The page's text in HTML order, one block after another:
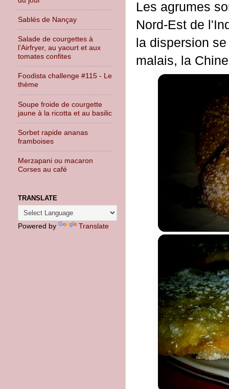
Les agrumes
Nord-Est de
la dispersion
malais, la
Sablés de Nançay
Salade de courgettes à
l’Airfryer, au yaourt et aux
tomates confites
Foodista challenge #115 - Le
thème
Soupe froide de courgette
jaune à la ricotta et au basilic
Sorbet rapide ananas
framboises
Merzapani ou macaron
Corses au café
TRANSLATE
Powered by Translate